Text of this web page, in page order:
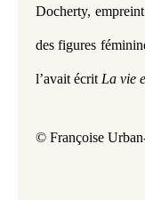
Docherty,
des figures
l’avait écrit La vie
© Françoise